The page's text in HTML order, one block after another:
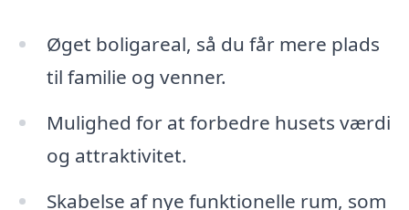
Øget boligareal, så du får mere plads
til familie og venner.
Mulighed for at forbedre husets værdi
og attraktivitet.
Skabelse af nye funktionelle rum, som